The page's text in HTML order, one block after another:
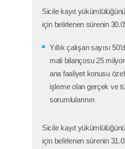
Sicile kayıt
için belirlenen sürenin
Yıllık çalışan sayısı
mali bilançosu 25
ana faaliyet konusu
işleme olan gerçek ve
sorumlularının
Sicile kayıt
için belirlenen sürenin